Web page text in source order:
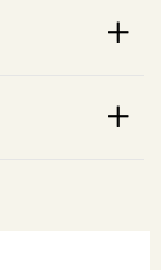
Yağmur